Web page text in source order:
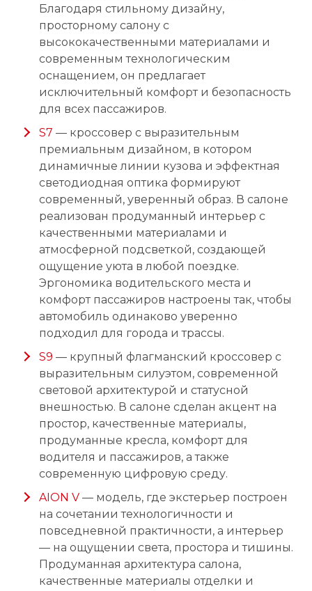
Благодаря стильному дизайну,
просторному салону с
высококачественными материалами и
современным технологическим
оснащением, он предлагает
исключительный комфорт и безопасность
для всех пассажиров.
S7 — кроссовер с выразительным
премиальным дизайном, в котором
динамичные линии кузова и эффектная
светодиодная оптика формируют
современный, уверенный образ. В салоне
реализован продуманный интерьер с
качественными материалами и
атмосферной подсветкой, создающей
ощущение уюта в любой поездке.
Эргономика водительского места и
комфорт пассажиров настроены так, чтобы
автомобиль одинаково уверенно
подходил для города и трассы.
S9 — крупный флагманский кроссовер с
выразительным силуэтом, современной
световой архитектурой и статусной
внешностью. В салоне сделан акцент на
простор, качественные материалы,
продуманные кресла, комфорт для
водителя и пассажиров, а также
современную цифровую среду.
AION V — модель, где экстерьер построен
на сочетании технологичности и
повседневной практичности, а интерьер
— на ощущении света, простора и тишины.
Продуманная архитектура салона,
качественные материалы отделки и